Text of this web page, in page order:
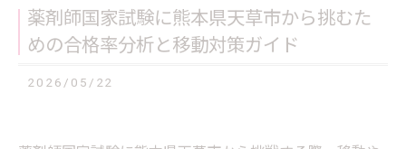
薬剤師国家試験に熊本県天草市から挑むた
めの合格率分析と移動対策ガイド
2026/05/22